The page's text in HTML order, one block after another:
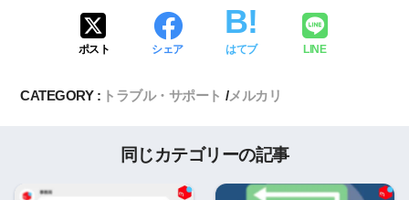
ポスト シェア はてブ LINE
CATEGORY : トラブル・サポート メルカリ
同じカテゴリーの記事